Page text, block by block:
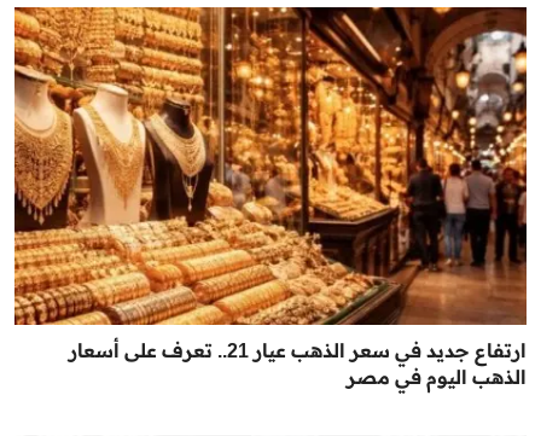
ارتفاع جديد في سعر الذهب عيار 21.. تعرف على أسعار
الذهب اليوم في مصر